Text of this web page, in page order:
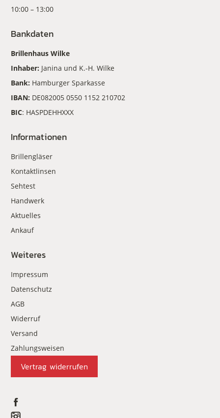
10:00 – 13:00
Bankdaten
Brillenhaus Wilke
Inhaber: Janina und K.-H. Wilke
Bank: Hamburger Sparkasse
IBAN: DE082005 0550 1152 210702
BIC: HASPDEHHXXX
Informationen
Brillengläser
Kontaktlinsen
Sehtest
Handwerk
Aktuelles
Ankauf
Weiteres
Impressum
Datenschutz
AGB
Widerruf
Versand
Zahlungsweisen
Vertrag widerrufen